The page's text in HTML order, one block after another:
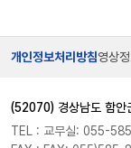
개인정보처리방침영상
(52070) 경상남도 함안
TEL : 교무실: 055-